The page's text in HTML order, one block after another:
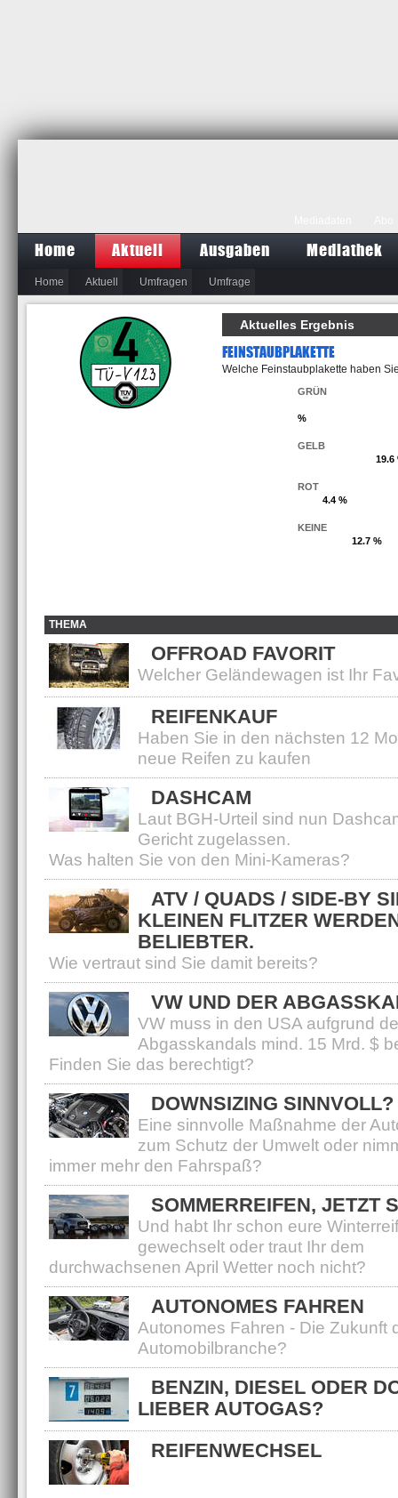
Home Aktuell Ausgaben Mediathek
Home Aktuell Umfragen Umfrage
Aktuelles Ergebnis
FEINSTAUBPLAKETTE
Welche Feinstaubplakette haben
GRÜN
%
GELB
19.6
ROT
4.4 %
KEINE
12.7 %
THEMA
OFFROAD FAVORIT
Welcher Geländewagen ist Ihr
REIFENKAUF
Haben Sie in den nächsten 12
neue Reifen zu kaufen
DASHCAM
Laut BGH-Urteil sind nun
Gericht zugelassen.
Was halten Sie von den Mini-Kameras?
ATV / QUADS / SIDE-BY
KLEINEN FLITZER
BELIEBTER.
Wie vertraut sind Sie damit bereits?
VW UND DER
VW muss in den USA aufgrund
Abgasskandals mind. 15 Mrd. $
Finden Sie das berechtigt?
DOWNSIZING SINNVOLL?
Eine sinnvolle Maßnahme der
zum Schutz der Umwelt oder
immer mehr den Fahrspaß?
SOMMERREIFEN, JETZT
Und habt Ihr schon eure
gewechselt oder traut Ihr dem
durchwachsenen April Wetter noch nicht?
AUTONOMES FAHREN
Autonomes Fahren - Die Zukunft
Automobilbranche?
BENZIN, DIESEL ODER
LIEBER AUTOGAS?
REIFENWECHSEL